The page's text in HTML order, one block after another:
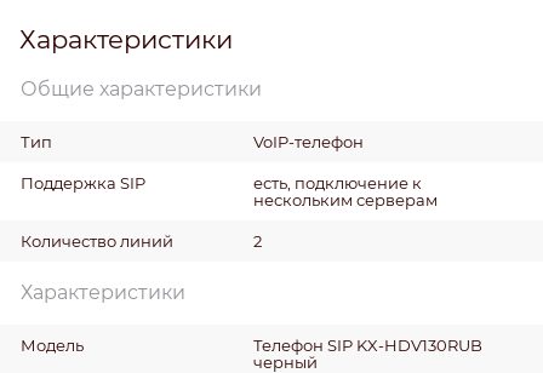
Характеристики
Общие характеристики
Тип VoIP-телефон
Поддержка SIP
есть, подключение к
нескольким серверам
Количество линий 2
Характеристики
Модель
Телефон SIP KX-HDV130RUB
черный